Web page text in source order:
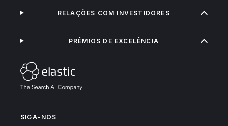
SIGA-NOS
RELAÇÕES COM INVESTIDORES
PRÊMIOS DE EXCELÊNCIA